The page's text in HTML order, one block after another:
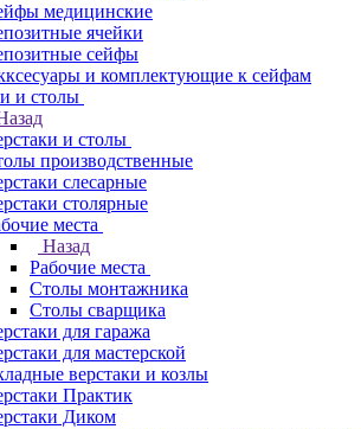
медицинские
ячейки
сейфы
и комплектующие к сейфам
и столы
и столы
производственные
слесарные
столярные
места
Назад
Рабочие места
Столы монтажника
Столы сварщика
для гаража
для мастерской
верстаки и козлы
Практик
Диком